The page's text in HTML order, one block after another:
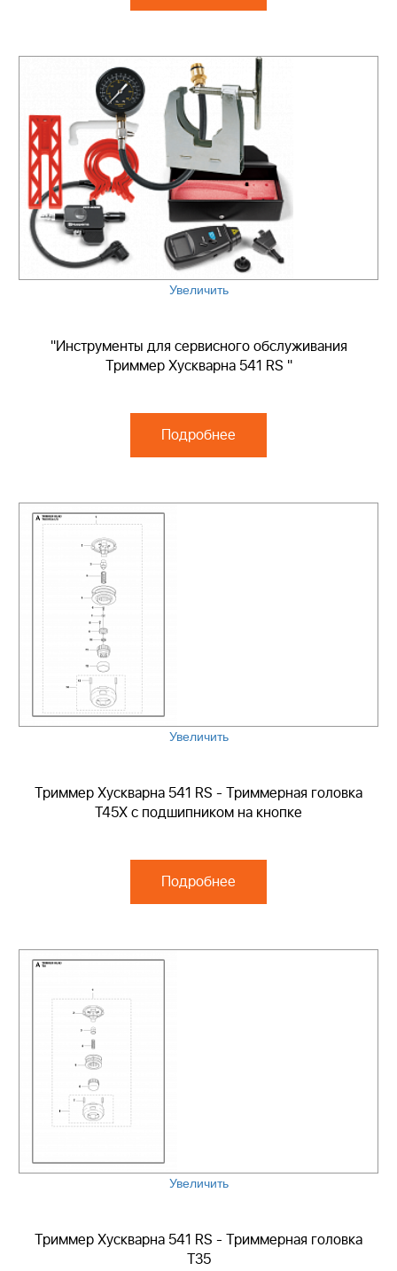
Увеличить
"Инструменты для сервисного обслуживания
Триммер Хускварна 541 RS "
Подробнее
Увеличить
Триммер Хускварна 541 RS - Триммерная головка
T45X с подшипником на кнопке
Подробнее
Увеличить
Триммер Хускварна 541 RS - Триммерная головка
T35